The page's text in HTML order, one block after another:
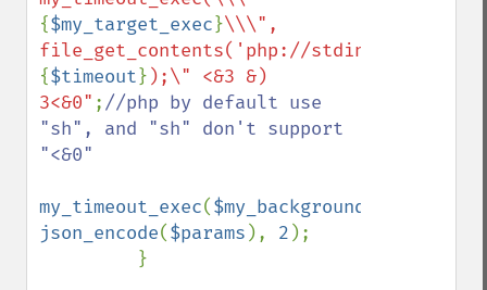
{$my_target_exec}\\\",
{$timeout} );\" <&3 &)
3<&0" ;//php by default use
"sh", and "sh" don't support
"<&0"
my_timeout_exec($my_background_exec
json_encode($params ), 2 );